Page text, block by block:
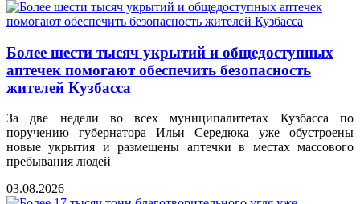
Более шести тысяч укрытий и общедоступных
аптечек помогают обеспечить безопасность
жителей Кузбасса
За две недели во всех муниципалитетах Кузбасса по
поручению губернатора Ильи Середюка уже обустроены
новые укрытия и размещены аптечки в местах массового
пребывания людей
03.08.2026